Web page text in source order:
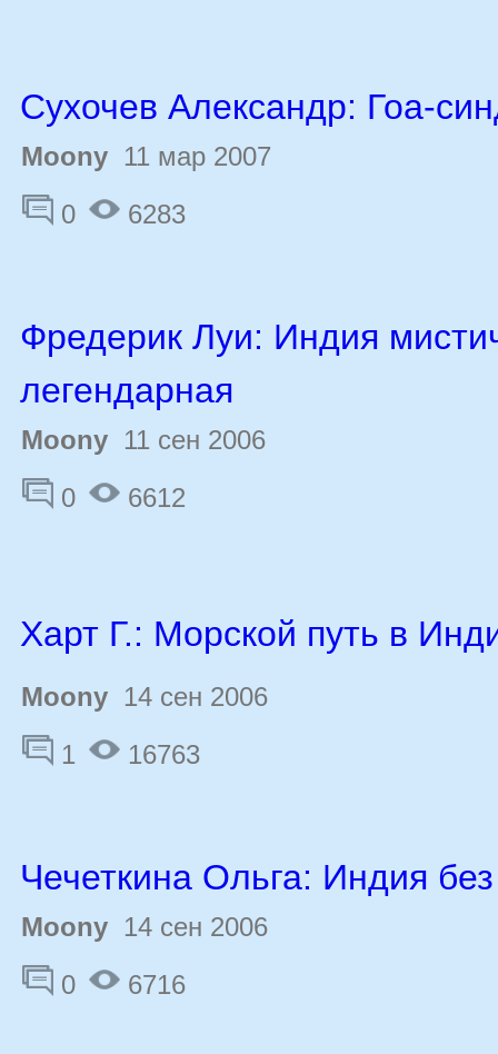
Сухочев Александр: Гоа-
Moony 11 мар 2007
0
6283
Фредерик Луи: Индия
легендарная
Moony 11 сен 2006
0
6612
Харт Г.: Морской путь в
Moony 14 сен 2006
1
16763
Чечеткина Ольга: Индия
Moony 14 сен 2006
0
6716